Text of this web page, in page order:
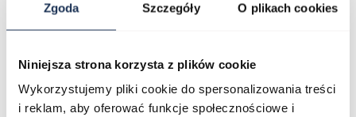
Zgoda Szczegóły O plikach cookies
Niniejsza strona korzysta z plików cookie
Wykorzystujemy pliki cookie do spersonalizowania treści
i reklam, aby oferować funkcje społecznościowe i
Płatność i dostawa
Najczęściej kupowane